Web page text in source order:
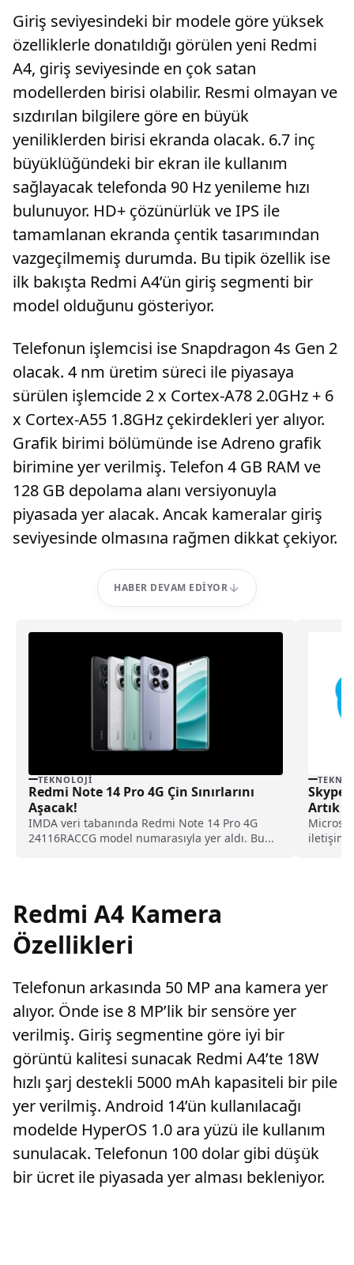
Giriş seviyesindeki bir modele göre yüksek
özelliklerle donatıldığı görülen yeni Redmi
A4, giriş seviyesinde en çok satan
modellerden birisi olabilir. Resmi olmayan ve
sızdırılan bilgilere göre en büyük
yeniliklerden birisi ekranda olacak. 6.7 inç
büyüklüğündeki bir ekran ile kullanım
sağlayacak telefonda 90 Hz yenileme hızı
bulunuyor. HD+ çözünürlük ve IPS ile
tamamlanan ekranda çentik tasarımından
vazgeçilmemiş durumda. Bu tipik özellik ise
ilk bakışta Redmi A4’ün giriş segmenti bir
model olduğunu gösteriyor.
Telefonun işlemcisi ise Snapdragon 4s Gen 2
olacak. 4 nm üretim süreci ile piyasaya
sürülen işlemcide 2 x Cortex-A78 2.0GHz + 6
x Cortex-A55 1.8GHz çekirdekleri yer alıyor.
Grafik birimi bölümünde ise Adreno grafik
birimine yer verilmiş. Telefon 4 GB RAM ve
128 GB depolama alanı versiyonuyla
piyasada yer alacak. Ancak kameralar giriş
seviyesinde olmasına rağmen dikkat çekiyor.
HABER DEVAM EDIYOR
TEKNOLOJI
Redmi Note 14 Pro 4G Çin Sınırlarını
Aşacak!
IMDA veri tabanında Redmi Note 14 Pro 4G
24116RACCG model numarasıyla yer aldı. Bu...
Skype
Artık
iletişim
Redmi A4 Kamera
Özellikleri
Telefonun arkasında 50 MP ana kamera yer
alıyor. Önde ise 8 MP’lik bir sensöre yer
verilmiş. Giriş segmentine göre iyi bir
görüntü kalitesi sunacak Redmi A4’te 18W
hızlı şarj destekli 5000 mAh kapasiteli bir pile
yer verilmiş. Android 14’ün kullanılacağı
modelde HyperOS 1.0 ara yüzü ile kullanım
sunulacak. Telefonun 100 dolar gibi düşük
bir ücret ile piyasada yer alması bekleniyor.